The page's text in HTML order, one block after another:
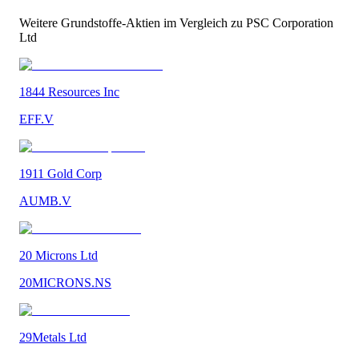
Weitere Grundstoffe-Aktien im Vergleich zu PSC Corporation
Ltd
1844 Resources Inc
EFF.V
1911 Gold Corp
AUMB.V
20 Microns Ltd
20MICRONS.NS
29Metals Ltd